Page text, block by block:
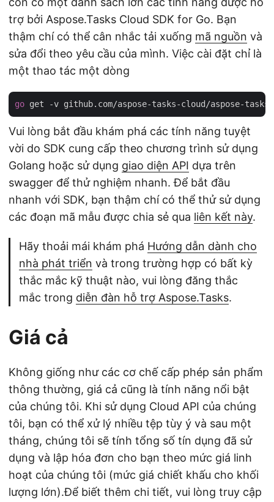
trợ bởi Aspose.Tasks Cloud SDK for Go. Bạn
thậm chí có thể cân nhắc tải xuống mã nguồn và
sửa đổi theo yêu cầu của mình. Việc cài đặt chỉ là
một thao tác một dòng
go get -v github.com/aspose-tasks-cloud/aspose-
Vui lòng bắt đầu khám phá các tính năng tuyệt
vời do SDK cung cấp theo chương trình sử dụng
Golang hoặc sử dụng giao diện API dựa trên
swagger để thử nghiệm nhanh. Để bắt đầu
nhanh với SDK, bạn thậm chí có thể thử sử dụng
các đoạn mã mẫu được chia sẻ qua liên kết này.
Hãy thoải mái khám phá Hướng dẫn dành cho
nhà phát triển và trong trường hợp có bất kỳ
thắc mắc kỹ thuật nào, vui lòng đăng thắc
mắc trong diễn đàn hỗ trợ Aspose.Tasks.
Giá cả
Không giống như các cơ chế cấp phép sản phẩm
thông thường, giá cả cũng là tính năng nổi bật
của chúng tôi. Khi sử dụng Cloud API của chúng
tôi, bạn có thể xử lý nhiều tệp tùy ý và sau một
tháng, chúng tôi sẽ tính tổng số tín dụng đã sử
dụng và lập hóa đơn cho bạn theo mức giá linh
hoạt của chúng tôi (mức giá chiết khấu cho khối
lượng lớn).Để biết thêm chi tiết, vui lòng truy cập